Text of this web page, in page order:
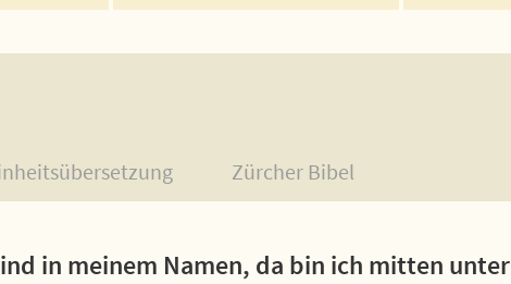
Zürcher Bibel
in meinem Namen, da bin ich mitten unter